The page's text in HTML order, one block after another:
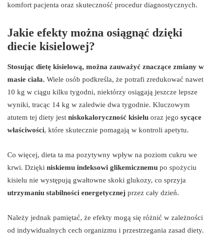
komfort pacjenta oraz skuteczność procedur diagnostycznych.
Jakie efekty można osiągnąć dzięki
diecie kisielowej?
Stosując dietę kisielową, można zauważyć znaczące zmiany w
masie ciała. Wiele osób podkreśla, że potrafi zredukować nawet
10 kg w ciągu kilku tygodni, niektórzy osiągają jeszcze lepsze
wyniki, tracąc 14 kg w zaledwie dwa tygodnie. Kluczowym
atutem tej diety jest niskokaloryczność kisielu oraz jego sycące
właściwości, które skutecznie pomagają w kontroli apetytu.
Co więcej, dieta ta ma pozytywny wpływ na poziom cukru we
krwi. Dzięki niskiemu indeksowi glikemicznemu po spożyciu
kisielu nie występują gwałtowne skoki glukozy, co sprzyja
utrzymaniu stabilności energetycznej przez cały dzień.
Należy jednak pamiętać, że efekty mogą się różnić w zależności
od indywidualnych cech organizmu i przestrzegania zasad diety.